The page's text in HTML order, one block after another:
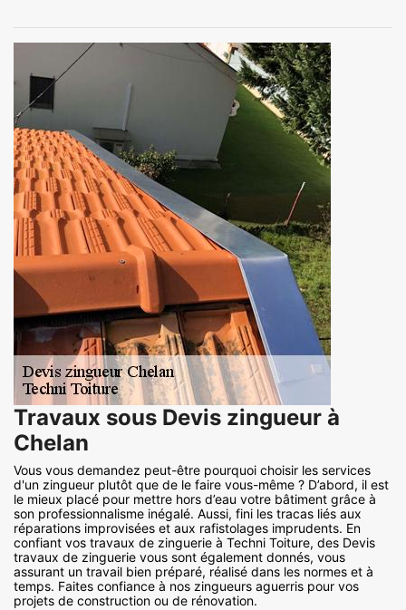
Travaux sous Devis zingueur à
Chelan
Vous vous demandez peut-être pourquoi choisir les services
d'un zingueur plutôt que de le faire vous-même ? D’abord, il est
le mieux placé pour mettre hors d’eau votre bâtiment grâce à
son professionnalisme inégalé. Aussi, fini les tracas liés aux
réparations improvisées et aux rafistolages imprudents. En
confiant vos travaux de zinguerie à Techni Toiture, des Devis
travaux de zinguerie vous sont également donnés, vous
assurant un travail bien préparé, réalisé dans les normes et à
temps. Faites confiance à nos zingueurs aguerris pour vos
projets de construction ou de rénovation.